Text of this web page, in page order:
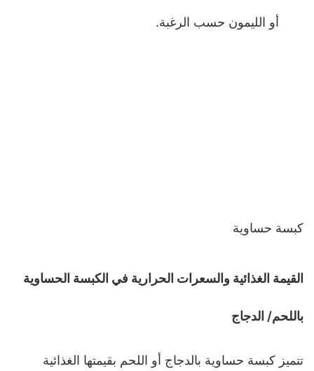
أو الليمون حسب الرغبة.
كبسة حساوية
القيمة الغذائية والسعرات الحرارية في الكبسة الحساوية
باللحم/ الدجاج
تتميز كبسة حساوية بالدجاج أو اللحم بقيمتها الغذائية